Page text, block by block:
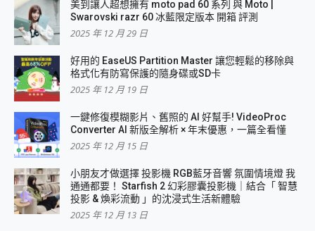
美到讓人超想擁有 moto pad 60 系列 與 Moto |
Swarovski razr 60 冰藍限定版本 開箱 評測
2025 年 12 月 29 日
好用的 EaseUS Partition Master 讓您輕鬆的移除與
格式化有防寫保護的隨身碟或SD卡
2025 年 12 月 19 日
一鍵修復模糊影片、舊照的 AI 好幫手! VideoProc
Converter AI 新版全解析 × 年末優惠，一篇全看懂
2025 年 12 月 15 日
小朋友才做選擇 投影機 RGB藍牙音響 氛圍情境燈 我
通通都要！ Starfish 2 幻彩膠囊投影機｜結合「 智慧
投影 & 煥彩流動 」的沈浸式生活新體驗
2025 年 12 月 13 日